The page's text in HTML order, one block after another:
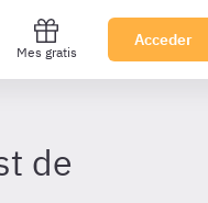
Mes gratis
Acceder
de